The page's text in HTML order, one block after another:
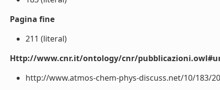
Pagina fine
211 (literal)
Http://www.cnr.it/ontology/cnr/
http://www.atmos-chem-phys-discuss.net/10/183/